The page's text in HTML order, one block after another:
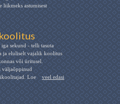
liikmeks astumisest
sekund - telli tasuta
ja eluliselt vajalik koolitus
või üritusel.
väljaõppinud
Loe
veel edasi